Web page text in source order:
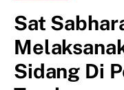
Sat
Sidang Di